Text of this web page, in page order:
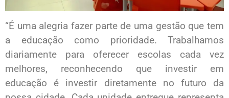
“É uma alegria fazer parte de uma gestão que tem
a educação como prioridade. Trabalhamos
diariamente para oferecer escolas cada vez
melhores, reconhecendo que investir em
educação é investir diretamente no futuro da